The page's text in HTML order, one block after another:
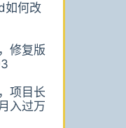
如何改
修复版
项目长
入过万